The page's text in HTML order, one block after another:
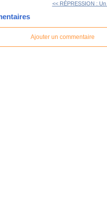
<< RÉPRESSION :
Ajouter un commentaire